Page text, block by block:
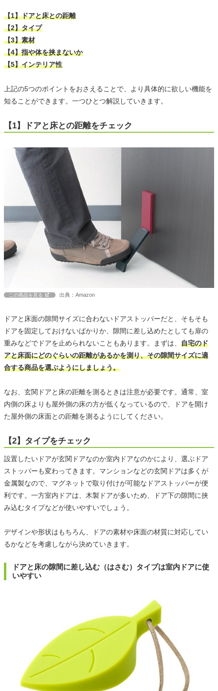
【1】ドアと床との距離
【2】タイプ
【3】素材
【4】指や体を挟まないか
【5】インテリア性
上記の5つのポイントをおさえることで、より具体的に欲しい機能を
知ることができます。一つひとつ解説していきます。
【1】ドアと床との距離をチェック
この商品を見る 出典：Amazon
ドアと床面の隙間サイズに合わないドアストッパーだと、そもそも
ドアを固定しておけないばかりか、隙間に差し込めたとしても扉の
重みなどでドアを止められないこともあります。まずは、 自宅のド
アと床面にどのぐらいの距離があるかを測り、その隙間サイズに適
合する商品を選ぶようにしましょう。
なお、玄関ドアと床の距離を測るときは注意が必要です。通常、室
内側の床よりも屋外側の床の方が低くなっているので、ドアを開け
た屋外側の床面との距離を測るようにしてください。
【2】タイプをチェック
設置したいドアが玄関ドアなのか室内ドアなのかにより、選ぶドア
ストッパーも変わってきます。マンションなどの玄関ドアは多くが
金属製なので、マグネットで取り付けが可能なドアストッパーが便
利です。一方室内ドアは、木製ドアが多いため、ドア下の隙間に挟
み込むタイプなどが使いやすいでしょう。
デザインや形状はもちろん、ドアの素材や床面の材質に対応してい
るかなどを考慮しながら決めていきます。
ドアと床の隙間に差し込む（はさむ）タイプは室内ドアに使
いやすい